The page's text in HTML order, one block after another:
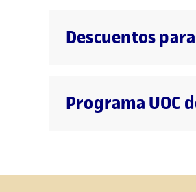
Descuentos
Programa UOC